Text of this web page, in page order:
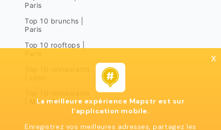
Paris
Top 10 brunchs |
Paris
Top 10 rooftops |
| Marseille
x
La meilleure expérience Mapstr est sur
l'application mobile.
Enregistrez vos meilleures adresses, partagez les